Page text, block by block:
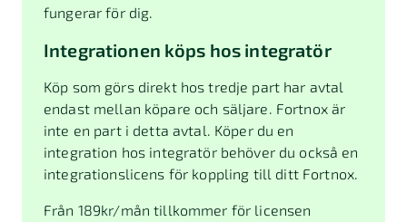
fungerar för dig.
Integrationen köps hos integratör
Köp som görs direkt hos tredje part har avtal
endast mellan köpare och säljare. Fortnox är
inte en part i detta avtal. Köper du en
integration hos integratör behöver du också en
integrationslicens för koppling till ditt Fortnox.
Från 189kr/mån tillkommer för licensen